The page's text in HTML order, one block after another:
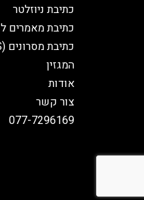
כתיבת ניוזלטר
כתיבת מאמרים
כתיבת מסרונים (SMS) שיווקיים
המגזין
אודות
צור קשר
077-7296169